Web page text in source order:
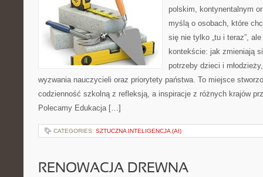
polskim, kontynentalnym
myślą o osobach, które
się nie tylko „tu i teraz”,
kontekście: jak zmieniają
potrzeby dzieci i
wyzwania nauczycieli oraz priorytety państwa. To miejsce
codzienność szkolną z refleksją, a inspiracje z różnych krajów
Polecamy Edukacja […]
CATEGORIES: SZTUCZNA INTELIGENCJA (AI)
RENOWACJA DREWNA